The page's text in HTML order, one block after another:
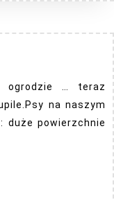
ogrodzie … teraz
na naszym
duże powierzchnie